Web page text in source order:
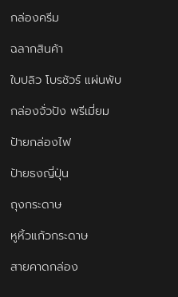
กล่องครีม
ฉลากสินค้า
ใบปลิว โบรชัวร์ แผ่นพับ
กล่องจั่วปัง พรีเมี่ยม
ป้ายกล่องไฟ
ป้ายธงญี่ปุ่น
ถุงกระดาษ
หูหิ้วแก้วกระดาษ
สายคาดกล่อง